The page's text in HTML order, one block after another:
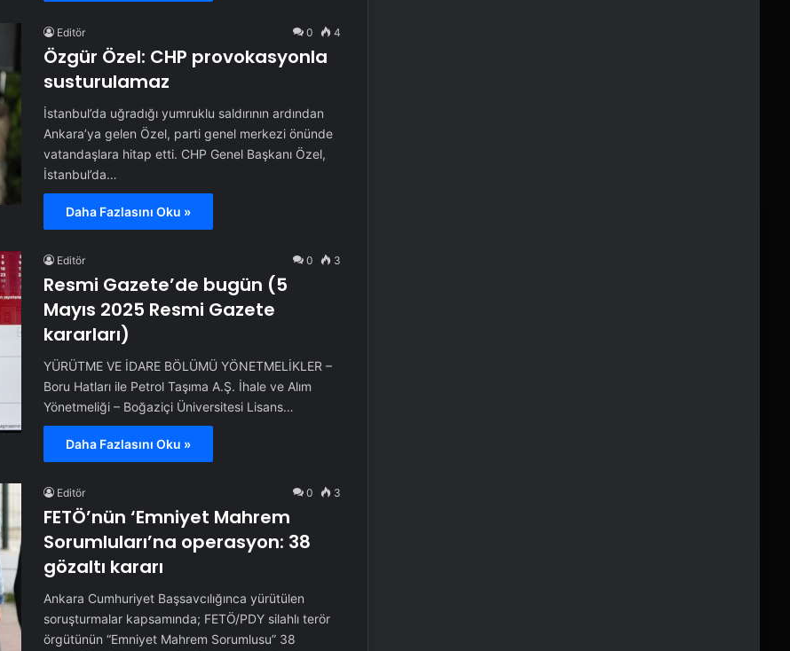
Editör 0 4
Özgür Özel: CHP provokasyonla
susturulamaz
İstanbul’da uğradığı yumruklu saldırının ardından
Ankara’ya gelen Özel, parti genel merkezi önünde
vatandaşlara hitap etti. CHP Genel Başkanı Özel,
İstanbul’da…
Daha Fazlasını Oku »
Editör 0 3
Resmi Gazete’de bugün (5
Mayıs 2025 Resmi Gazete
kararları)
YÜRÜTME VE İDARE BÖLÜMÜ YÖNETMELİKLER –
Boru Hatları ile Petrol Taşıma A.Ş. İhale ve Alım
Yönetmeliği – Boğaziçi Üniversitesi Lisans…
Daha Fazlasını Oku »
Editör 0 3
FETÖ’nün ‘Emniyet Mahrem
Sorumluları’na operasyon: 38
gözaltı kararı
Ankara Cumhuriyet Başsavcılığınca yürütülen
soruşturmalar kapsamında; FETÖ/PDY silahlı terör
örgütünün “Emniyet Mahrem Sorumlusu” 38